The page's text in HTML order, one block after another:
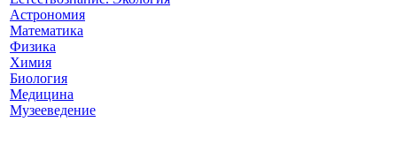
Астрономия
Математика
Физика
Химия
Биология
Медицина
Музееведение